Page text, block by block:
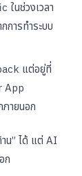
นช่วงเวลา
การทำระบบ
แต่อยู่ที่
App
ายนอก
น” ได้ แต่ AI
ก